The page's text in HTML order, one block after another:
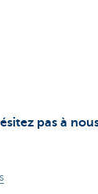
pas à